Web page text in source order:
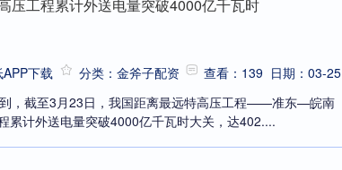
压工程累计外送电量突破4000亿千瓦时
下载 分类：金斧子配资 查看：139 日期：03-25
，截至3月23日，我国距离最远特高压工程——准东—皖南
累计外送电量突破4000亿千瓦时大关，达402....